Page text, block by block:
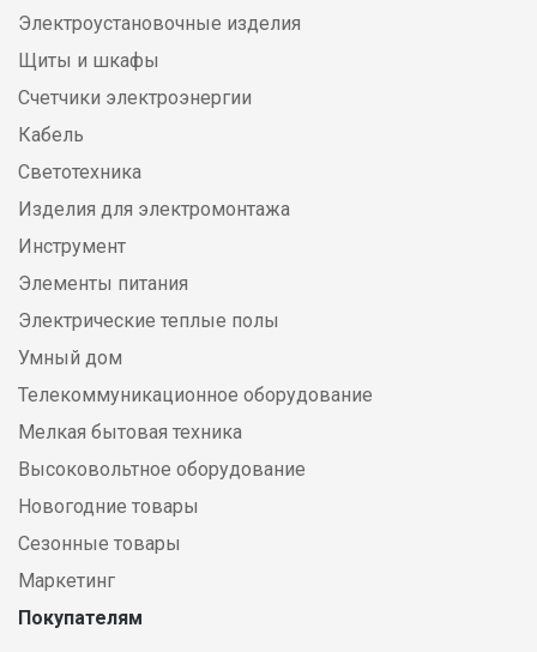
Электроустановочные изделия
Щиты и шкафы
Счетчики электроэнергии
Кабель
Светотехника
Изделия для электромонтажа
Инструмент
Элементы питания
Электрические теплые полы
Умный дом
Телекоммуникационное оборудование
Мелкая бытовая техника
Высоковольтное оборудование
Новогодние товары
Сезонные товары
Маркетинг
Покупателям